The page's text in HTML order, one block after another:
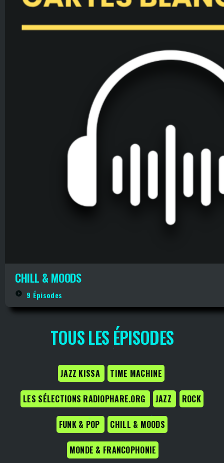
CHILL & MOODS
play_circle_filled 9 Épisodes
TOUS LES ÉPISODES
JAZZ KISSA TIME MACHINE
LES SÉLECTIONS RADIOPHARE.ORG JAZZ ROCK
FUNK & POP CHILL & MOODS
MONDE & FRANCOPHONIE